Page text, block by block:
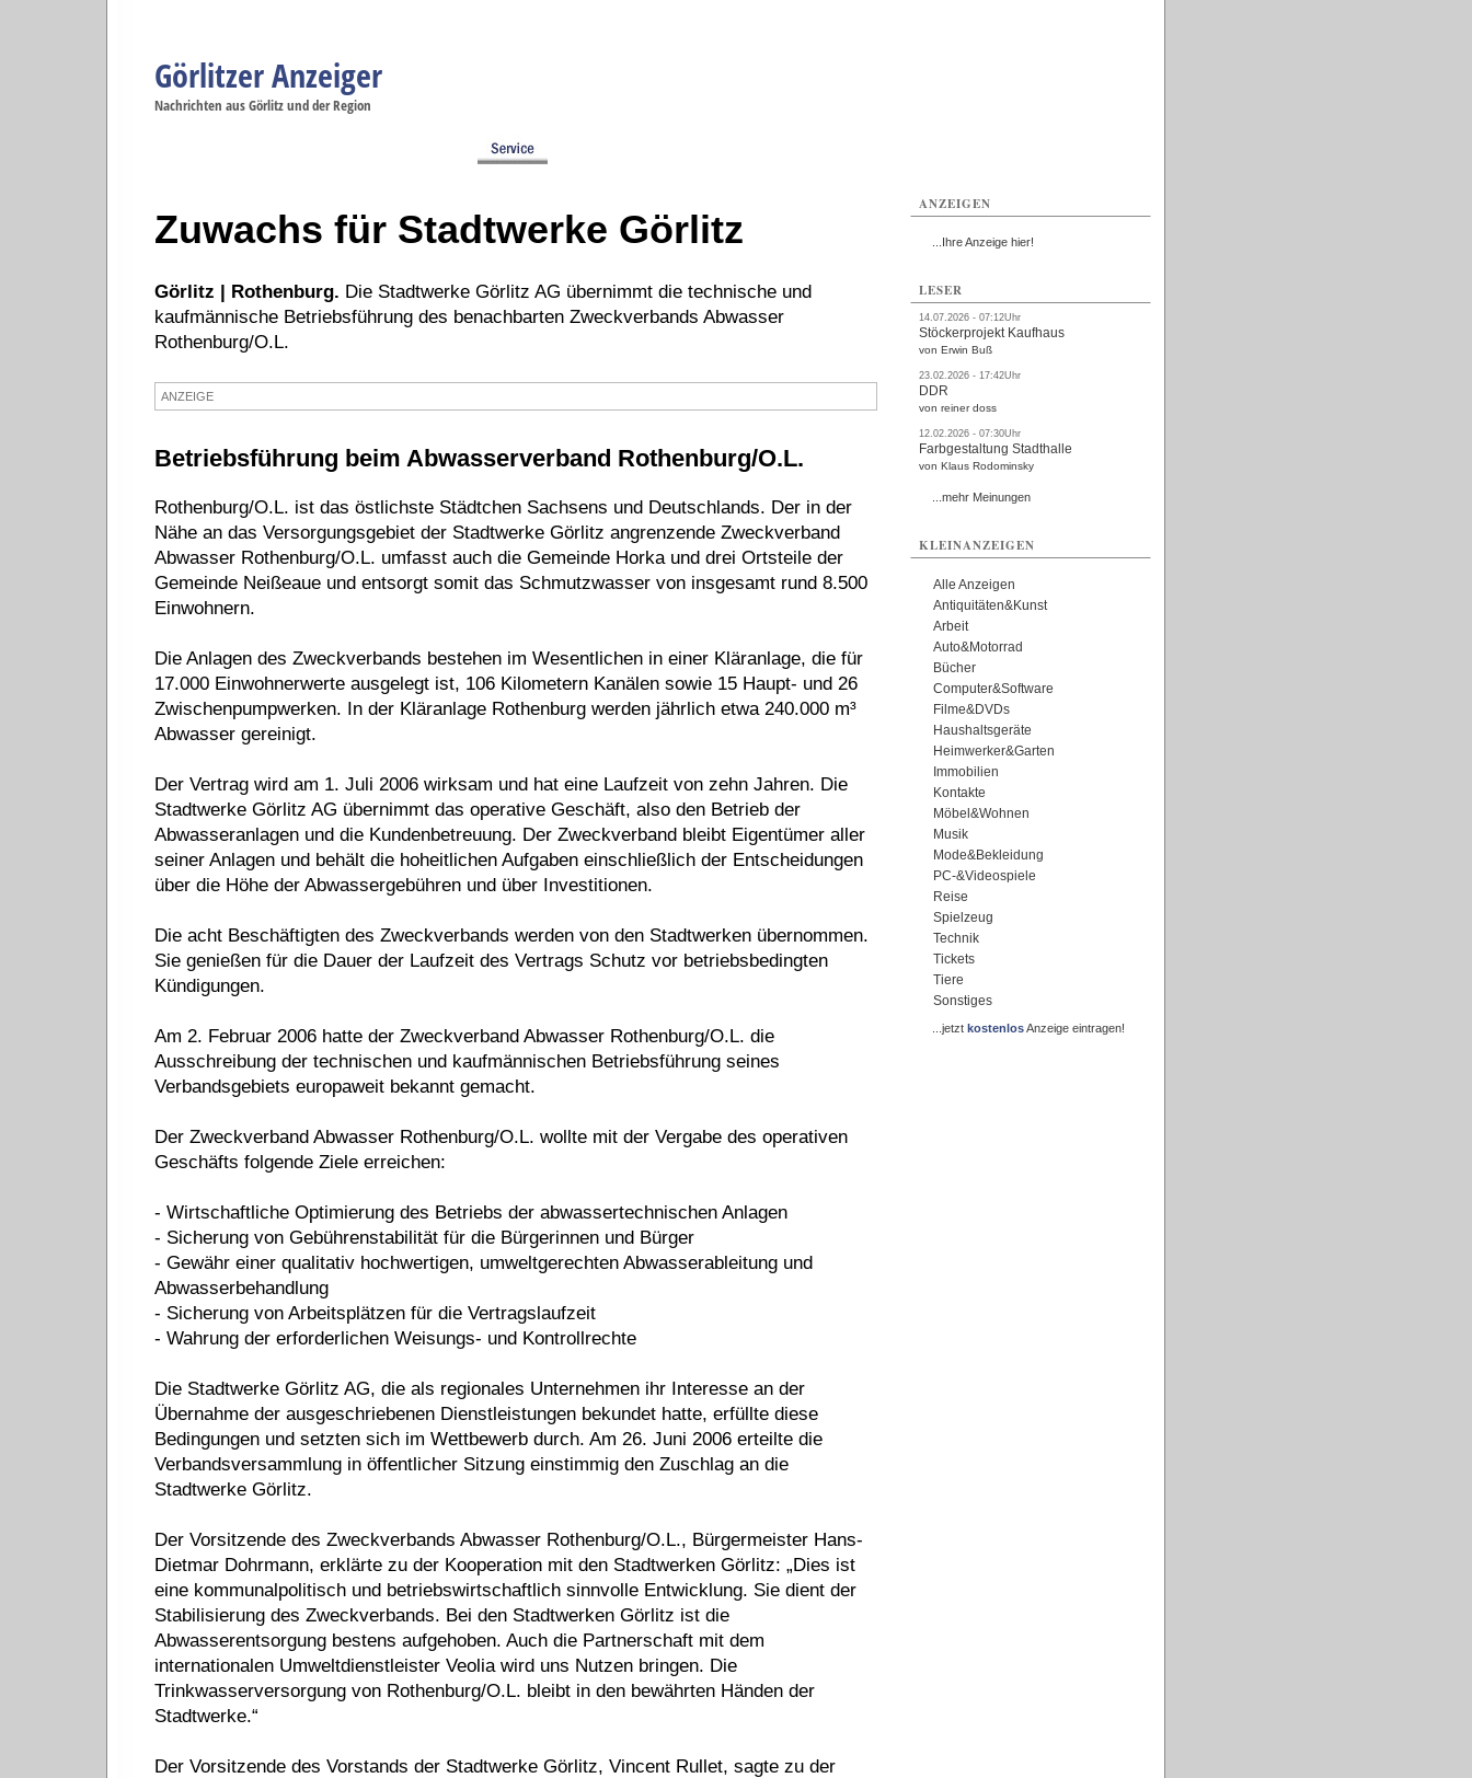
Görlitzer Anzeiger
Nachrichten aus Görlitz und der Region
Zuwachs für Stadtwerke Görlitz
Görlitz | Rothenburg. Die Stadtwerke Görlitz AG übernimmt die technische und
kaufmännische Betriebsführung des benachbarten Zweckverbands Abwasser
Rothenburg/O.L.
ANZEIGE
Betriebsführung beim Abwasserverband Rothenburg/O.L.
Rothenburg/O.L. ist das östlichste Städtchen Sachsens und Deutschlands. Der in der
Nähe an das Versorgungsgebiet der Stadtwerke Görlitz angrenzende Zweckverband
Abwasser Rothenburg/O.L. umfasst auch die Gemeinde Horka und drei Ortsteile der
Gemeinde Neißeaue und entsorgt somit das Schmutzwasser von insgesamt rund 8.500
Einwohnern.
Die Anlagen des Zweckverbands bestehen im Wesentlichen in einer Kläranlage, die für
17.000 Einwohnerwerte ausgelegt ist, 106 Kilometern Kanälen sowie 15 Haupt- und 26
Zwischenpumpwerken. In der Kläranlage Rothenburg werden jährlich etwa 240.000 m³
Abwasser gereinigt.
Der Vertrag wird am 1. Juli 2006 wirksam und hat eine Laufzeit von zehn Jahren. Die
Stadtwerke Görlitz AG übernimmt das operative Geschäft, also den Betrieb der
Abwasseranlagen und die Kundenbetreuung. Der Zweckverband bleibt Eigentümer aller
seiner Anlagen und behält die hoheitlichen Aufgaben einschließlich der Entscheidungen
über die Höhe der Abwassergebühren und über Investitionen.
Die acht Beschäftigten des Zweckverbands werden von den Stadtwerken übernommen.
Sie genießen für die Dauer der Laufzeit des Vertrags Schutz vor betriebsbedingten
Kündigungen.
Am 2. Februar 2006 hatte der Zweckverband Abwasser Rothenburg/O.L. die
Ausschreibung der technischen und kaufmännischen Betriebsführung seines
Verbandsgebiets europaweit bekannt gemacht.
Der Zweckverband Abwasser Rothenburg/O.L. wollte mit der Vergabe des operativen
Geschäfts folgende Ziele erreichen:
- Wirtschaftliche Optimierung des Betriebs der abwassertechnischen Anlagen
- Sicherung von Gebührenstabilität für die Bürgerinnen und Bürger
- Gewähr einer qualitativ hochwertigen, umweltgerechten Abwasserableitung und
Abwasserbehandlung
- Sicherung von Arbeitsplätzen für die Vertragslaufzeit
- Wahrung der erforderlichen Weisungs- und Kontrollrechte
Die Stadtwerke Görlitz AG, die als regionales Unternehmen ihr Interesse an der
Übernahme der ausgeschriebenen Dienstleistungen bekundet hatte, erfüllte diese
Bedingungen und setzten sich im Wettbewerb durch. Am 26. Juni 2006 erteilte die
Verbandsversammlung in öffentlicher Sitzung einstimmig den Zuschlag an die
Stadtwerke Görlitz.
Der Vorsitzende des Zweckverbands Abwasser Rothenburg/O.L., Bürgermeister Hans-
Dietmar Dohrmann, erklärte zu der Kooperation mit den Stadtwerken Görlitz: „Dies ist
eine kommunalpolitisch und betriebswirtschaftlich sinnvolle Entwicklung. Sie dient der
Stabilisierung des Zweckverbands. Bei den Stadtwerken Görlitz ist die
Abwasserentsorgung bestens aufgehoben. Auch die Partnerschaft mit dem
internationalen Umweltdienstleister Veolia wird uns Nutzen bringen. Die
Trinkwasserversorgung von Rothenburg/O.L. bleibt in den bewährten Händen der
Stadtwerke.“
Der Vorsitzende des Vorstands der Stadtwerke Görlitz, Vincent Rullet, sagte zu der
ANZEIGEN
...Ihre Anzeige hier!
LESER
14.07.2026 - 07:12Uhr
Stöckerprojekt Kaufhaus
von Erwin Buß
23.02.2026 - 17:42Uhr
DDR
von reiner doss
12.02.2026 - 07:30Uhr
Farbgestaltung Stadthalle
von Klaus Rodominsky
...mehr Meinungen
KLEINANZEIGEN
Alle Anzeigen
Antiquitäten&Kunst
Arbeit
Auto&Motorrad
Bücher
Computer&Software
Filme&DVDs
Haushaltsgeräte
Heimwerker&Garten
Immobilien
Kontakte
Möbel&Wohnen
Musik
Mode&Bekleidung
PC-&Videospiele
Reise
Spielzeug
Technik
Tickets
Tiere
Sonstiges
...jetzt kostenlosAnzeige eintragen!